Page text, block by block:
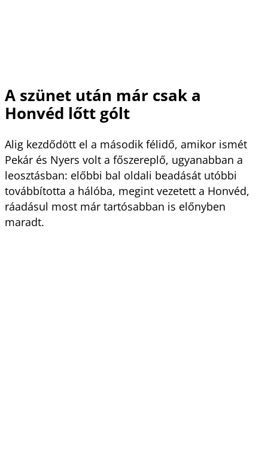
A szünet után már csak a
Honvéd lőtt gólt
Alig kezdődött el a második félidő, amikor ismét
Pekár és Nyers volt a főszereplő, ugyanabban a
leosztásban: előbbi bal oldali beadását utóbbi
továbbította a hálóba, megint vezetett a Honvéd,
ráadásul most már tartósabban is előnyben
maradt.